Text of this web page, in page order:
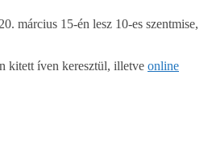
március 15-én lesz 10-es szentmise,
kitett íven keresztül, illetve online